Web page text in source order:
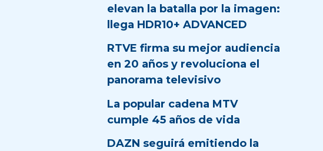
elevan la batalla por la imagen:
llega HDR10+ ADVANCED
RTVE firma su mejor audiencia
en 20 años y revoluciona el
panorama televisivo
La popular cadena MTV
cumple 45 años de vida
DAZN seguirá emitiendo la